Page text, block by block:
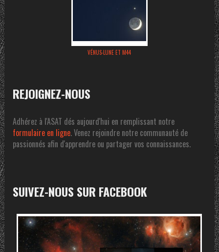
VÉNUS-LUNE ET M44
REJOIGNEZ-NOUS
Adhérez à l'ASAT dés aujourd'hui en remplissant notre
formulaire en ligne. Venez rejoindre notre communauté de
passionnés afin d'apprendre ou partager vos connaissances.
SUIVEZ-NOUS SUR FACEBOOK